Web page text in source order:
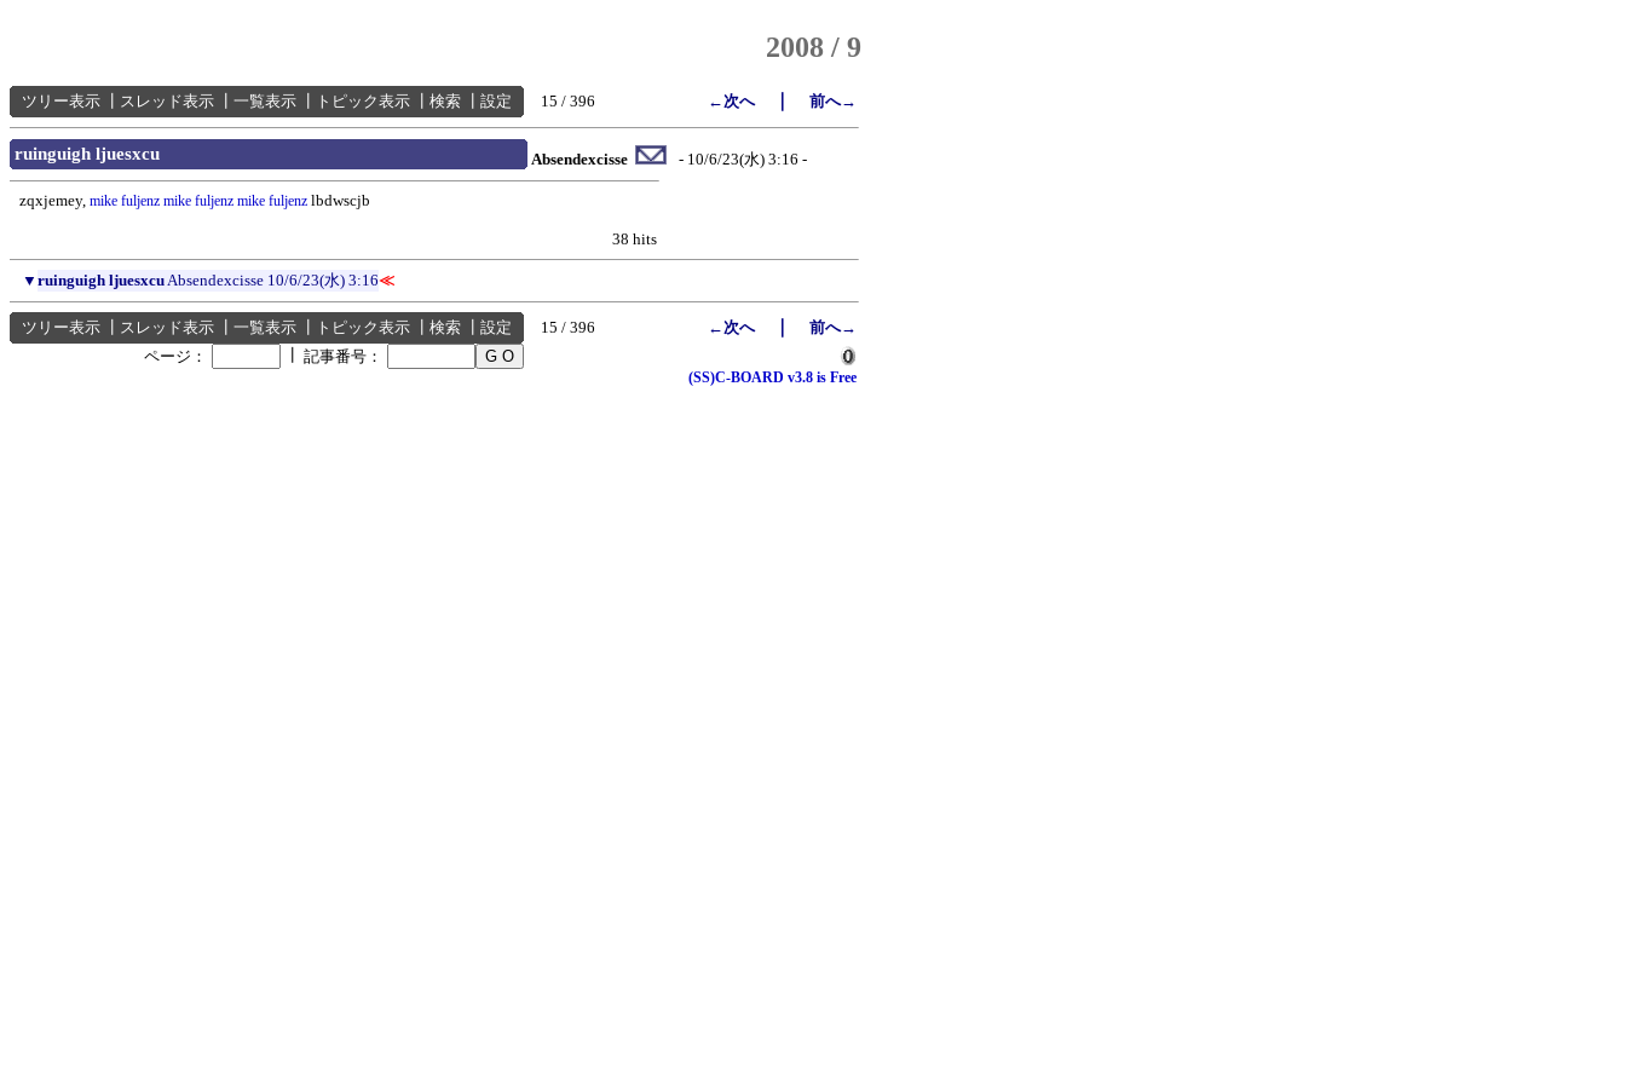
2008 / 9
ツリー表示 スレッド表示 一覧表示 トピック表示 検索 設定 15 / 396 ←次へ｜ 前へ→
ruinguigh ljuesxcu Absendexcisse - 10/6/23(水) 3:16 -
zqxjemey, mike fuljenz mike fuljenz mike fuljenz lbdwscjb
38 hits
▼ ruinguigh ljuesxcuAbsendexcisse 10/6/23(水) 3:16≪
ツリー表示 スレッド表示 一覧表示 トピック表示 検索 設定 15 / 396 ←次へ｜ 前へ→
ページ：
記事番号：
(SS)C-BOARD v3.8 is Free